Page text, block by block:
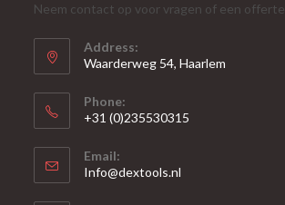
Neem contact op voor vragen of een offerte
Address:
Waarderweg 54, Haarlem
Phone:
+31 (0)235530315
in
je
Email:
Info@dextools.nl